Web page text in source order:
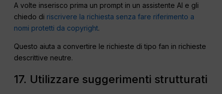
A volte inserisco prima un prompt in un assistente AI e gli
chiedo di riscrivere la richiesta senza fare riferimento a
nomi protetti da copyright.
Questo aiuta a convertire le richieste di tipo fan in richieste
descrittive neutre.
17. Utilizzare suggerimenti strutturati